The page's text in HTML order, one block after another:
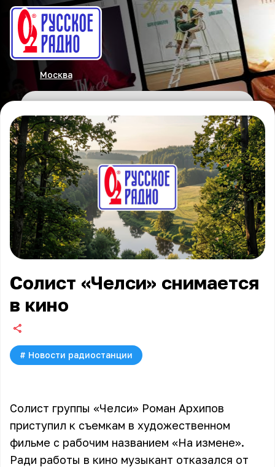
Москва
Солист «Челси» снимается
в кино
# Новости радиостанции
Солист группы «Челси» Роман Архипов
приступил к съемкам в художественном
фильме с рабочим названием «На измене».
Ради работы в кино музыкант отказался от